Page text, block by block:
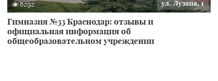
6292
Гимназия №33 Краснодар: отзывы и
официальная информация об
общеобразовательном учреждении